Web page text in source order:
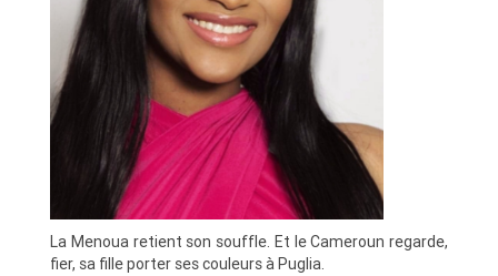
La Menoua retient son souffle. Et le Cameroun regarde,
fier, sa fille porter ses couleurs à Puglia.